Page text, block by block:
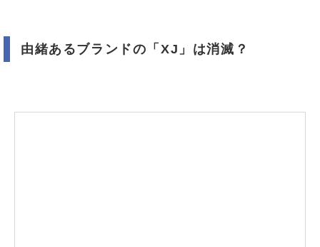
由緒あるブランドの「XJ」は消滅？